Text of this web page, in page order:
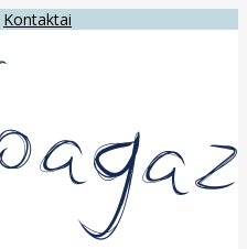
Kontaktai